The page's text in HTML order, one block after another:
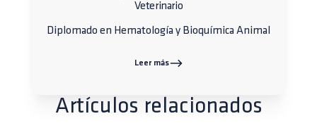
Veterinario
Diplomado en Hematología y Bioquímica Animal
Leer más
Artículos relacionados